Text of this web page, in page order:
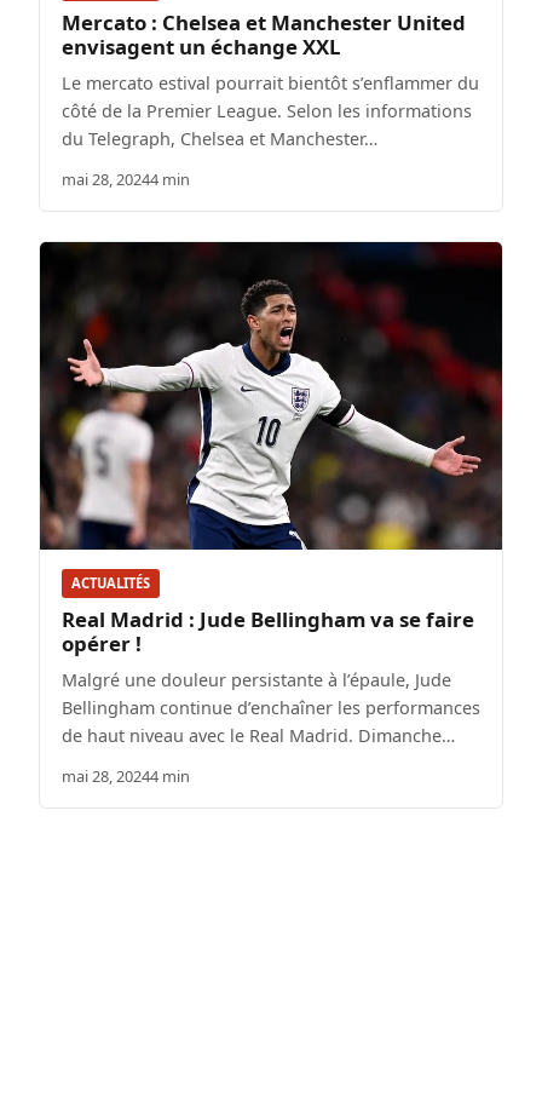
Mercato : Chelsea et Manchester United
envisagent un échange XXL
Le mercato estival pourrait bientôt s’enflammer du
côté de la Premier League. Selon les informations
du Telegraph, Chelsea et Manchester…
mai 28, 20244 min
ACTUALITÉS
Real Madrid : Jude Bellingham va se faire
opérer !
Malgré une douleur persistante à l’épaule, Jude
Bellingham continue d’enchaîner les performances
de haut niveau avec le Real Madrid. Dimanche…
mai 28, 20244 min